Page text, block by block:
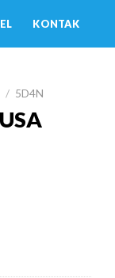
KONTAK
/ 5D4N